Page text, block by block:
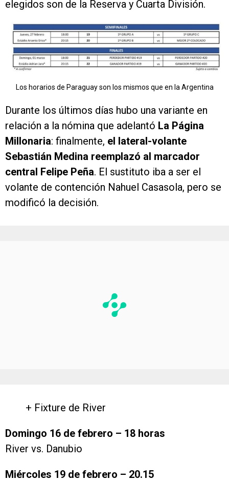
elegidos son de la Reserva y Cuarta División.
Los horarios de Paraguay son los mismos que en la Argentina
Durante los últimos días hubo una variante en
relación a la nómina que adelantó La Página
Millonaria: finalmente, el lateral-volante
Sebastián Medina reemplazó al marcador
central Felipe Peña. El sustituto iba a ser el
volante de contención Nahuel Casasola, pero se
modificó la decisión.
+ Fixture de River
Domingo 16 de febrero – 18 horas
River vs. Danubio
Miércoles 19 de febrero – 20.15